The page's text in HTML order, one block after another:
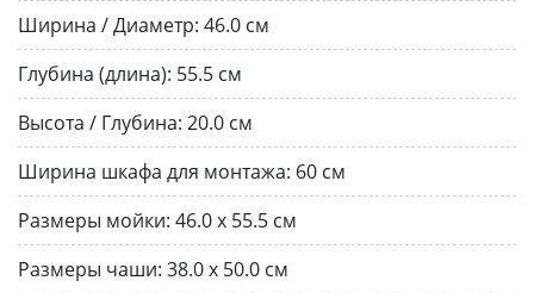
Ширина / Диаметр: 46.0 см
Глубина (длина): 55.5 см
Высота / Глубина: 20.0 см
Ширина шкафа для монтажа: 60 см
Размеры мойки: 46.0 x 55.5 см
Размеры чаши: 38.0 х 50.0 см